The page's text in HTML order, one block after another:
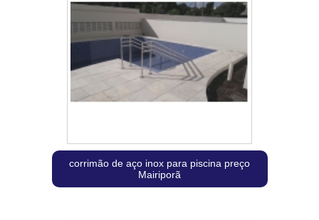
corrimão de aço inox para piscina preço
Mairiporã